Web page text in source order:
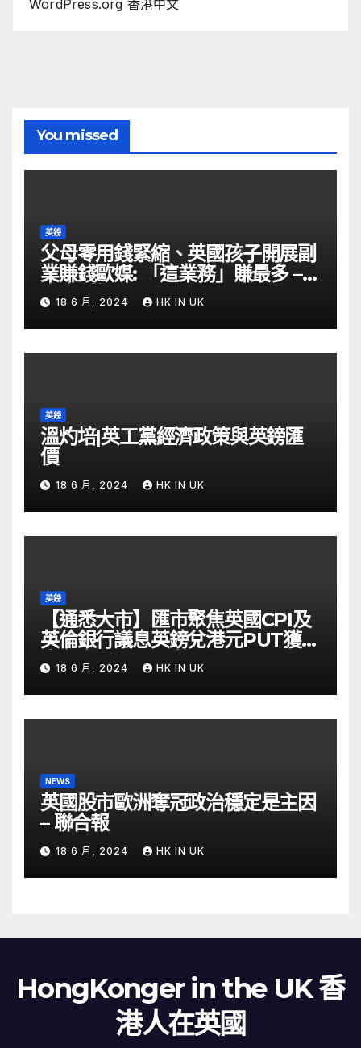
WordPress.org 香港中文
You missed
英鎊
父母零用錢緊縮、英國孩子開展副
業賺錢歐媒: 「這業務」賺最多 –
自由財經
18 6 月, 2024 HK IN UK
英鎊
溫灼培|英工黨經濟政策與英鎊匯
價
18 6 月, 2024 HK IN UK
英鎊
【通悉大市】匯市聚焦英國CPI及
英倫銀行議息英鎊兌港元PUT獲資
金留意 – Now 財經
18 6 月, 2024 HK IN UK
NEWS
英國股市歐洲奪冠政治穩定是主因
– 聯合報
18 6 月, 2024 HK IN UK
HongKonger in the UK 香
港人在英國